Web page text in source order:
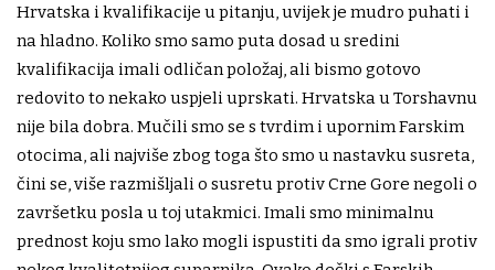
Hrvatska i kvalifikacije u pitanju, uvijek je mudro puhati i
na hladno. Koliko smo samo puta dosad u sredini
kvalifikacija imali odličan položaj, ali bismo gotovo
redovito to nekako uspjeli uprskati. Hrvatska u Torshavnu
nije bila dobra. Mučili smo se s tvrdim i upornim Farskim
otocima, ali najviše zbog toga što smo u nastavku susreta,
čini se, više razmišljali o susretu protiv Crne Gore negoli o
završetku posla u toj utakmici. Imali smo minimalnu
prednost koju smo lako mogli ispustiti da smo igrali protiv